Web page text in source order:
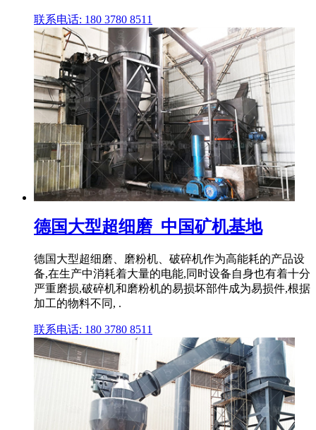
联系电话: 180 3780 8511
德国大型超细磨_中国矿机基地
德国大型超细磨、磨粉机、破碎机作为高能耗的产品设
备,在生产中消耗着大量的电能,同时设备自身也有着十分
严重磨损,破碎机和磨粉机的易损坏部件成为易损件,根据
加工的物料不同, .
联系电话: 180 3780 8511